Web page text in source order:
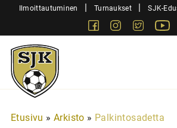
SiirryIlmoittautuminen | Turnaukset | SJK-
FacebookInstagram
Twitter
Sjk-
Juniorit
Etusivu » Arkisto » Palkintosadetta